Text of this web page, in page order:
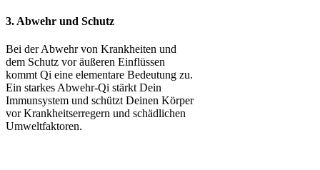
3. Abwehr und Schutz
Bei der Abwehr von Krankheiten und
dem Schutz vor äußeren Einflüssen
kommt Qi eine elementare Bedeutung zu.
Ein starkes Abwehr-Qi stärkt Dein
Immunsystem und schützt Deinen Körper
vor Krankheitserregern und schädlichen
Umweltfaktoren.